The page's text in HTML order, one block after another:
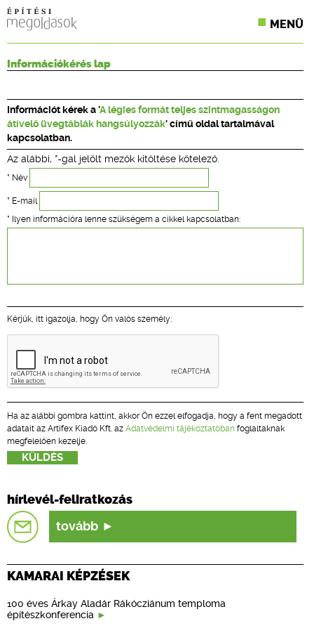
MENÜ
CPR TERMÉKKIÍRÁS
ÉPÍTÉSI JOG
TERVEZÉSI SEGÉDLETEK
Információkérés lap
Információt kérek a 'A légies formát teljes szintmagasságon
átívelő üvegtáblák hangsúlyozzák' című oldal tartalmával
kapcsolatban.
Az alábbi, *-gal jelölt mezők kitöltése kötelező.
* Név
* E-mail
* Ilyen információra lenne szükségem a cikkel kapcsolatban:
Kérjük, itt igazolja, hogy Ön valós személy:
Ha az alábbi gombra kattint, akkor Ön ezzel elfogadja, hogy a fent megadott
adatait az Artifex Kiadó Kft. az Adatvédelmi tájékoztatóban foglaltaknak
megfelelően kezelje.
hírlevél-feliratkozás
tovább
KAMARAI KÉPZÉSEK
100 éves Árkay Aladár Rákócziánum temploma
építészkonferencia